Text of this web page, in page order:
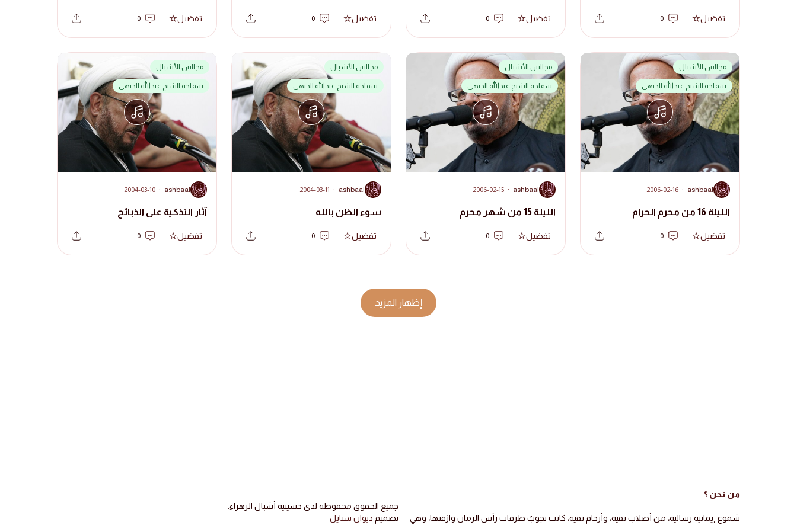
تفضيل 0 تفضيل 0 تفضيل 0 تفضيل 0
مجالس الأشبال
سماحة الشيخ عبدالله الديهي
A
ashbaal
·
2006-02-16
الليلة 16 من محرم الحرام
تفضيل 0
مجالس الأشبال
سماحة الشيخ عبدالله الديهي
A
ashbaal
·
2006-02-15
الليلة 15 من شهر محرم
تفضيل 0
مجالس الأشبال
سماحة الشيخ عبدالله الديهي
A
ashbaal
·
2004-03-11
سوء الظن بالله
تفضيل 0
مجالس الأشبال
سماحة الشيخ عبدالله الديهي
A
ashbaal
·
2004-03-10
آثار التذكية على الذبائح
تفضيل 0
إظهار المزيد
من نحن ؟
شموع إيمانية رسالية، من أصلاب تقية، وأرحام نقية، كانت تجوبُ طرقات رأس الرمان وازقتها، وهي
جميع الحقوق محفوظة لدى حسينية أشبال الزهراء.
تصميم ديوان ستايل